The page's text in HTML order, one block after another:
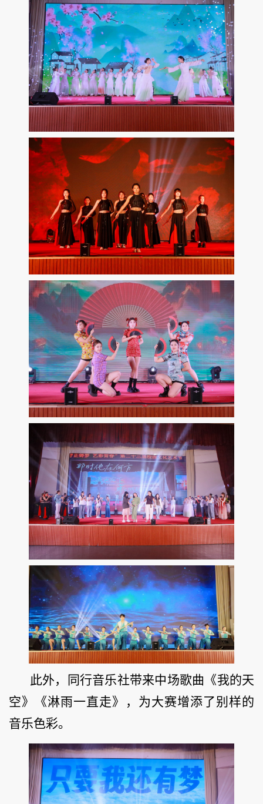
此外，同行音乐社带来中场歌曲《我的天
空》《淋雨一直走》，为大赛增添了别样的
音乐色彩。